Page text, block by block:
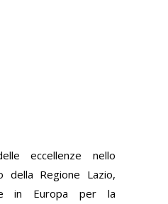
eccellenze nello
della Regione Lazio,
in Europa per la